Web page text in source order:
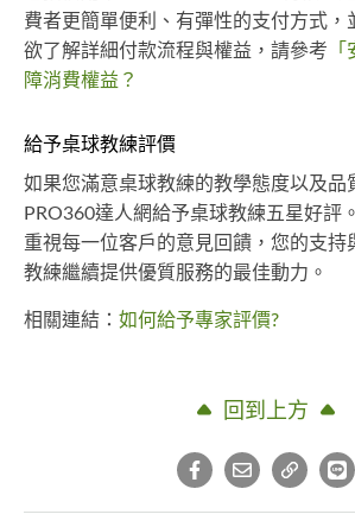
費者更簡單便利、有彈性的支付方式，
欲了解詳細付款流程與權益，請參考
障消費權益？
給予桌球教練評價
如果您滿意桌球教練的教學態度以及品
PRO360達人網給予桌球教練五星好評
重視每一位客戶的意見回饋，您的支持
教練繼續提供優質服務的最佳動力。
相關連結： 如何給予專家評價?
回到上方